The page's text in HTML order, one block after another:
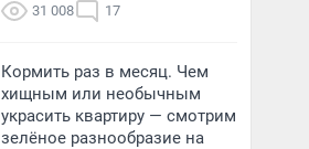
31 008 17
Кормить раз в месяц. Чем
хищным или необычным
украсить квартиру — смотрим
зелёное разнообразие на